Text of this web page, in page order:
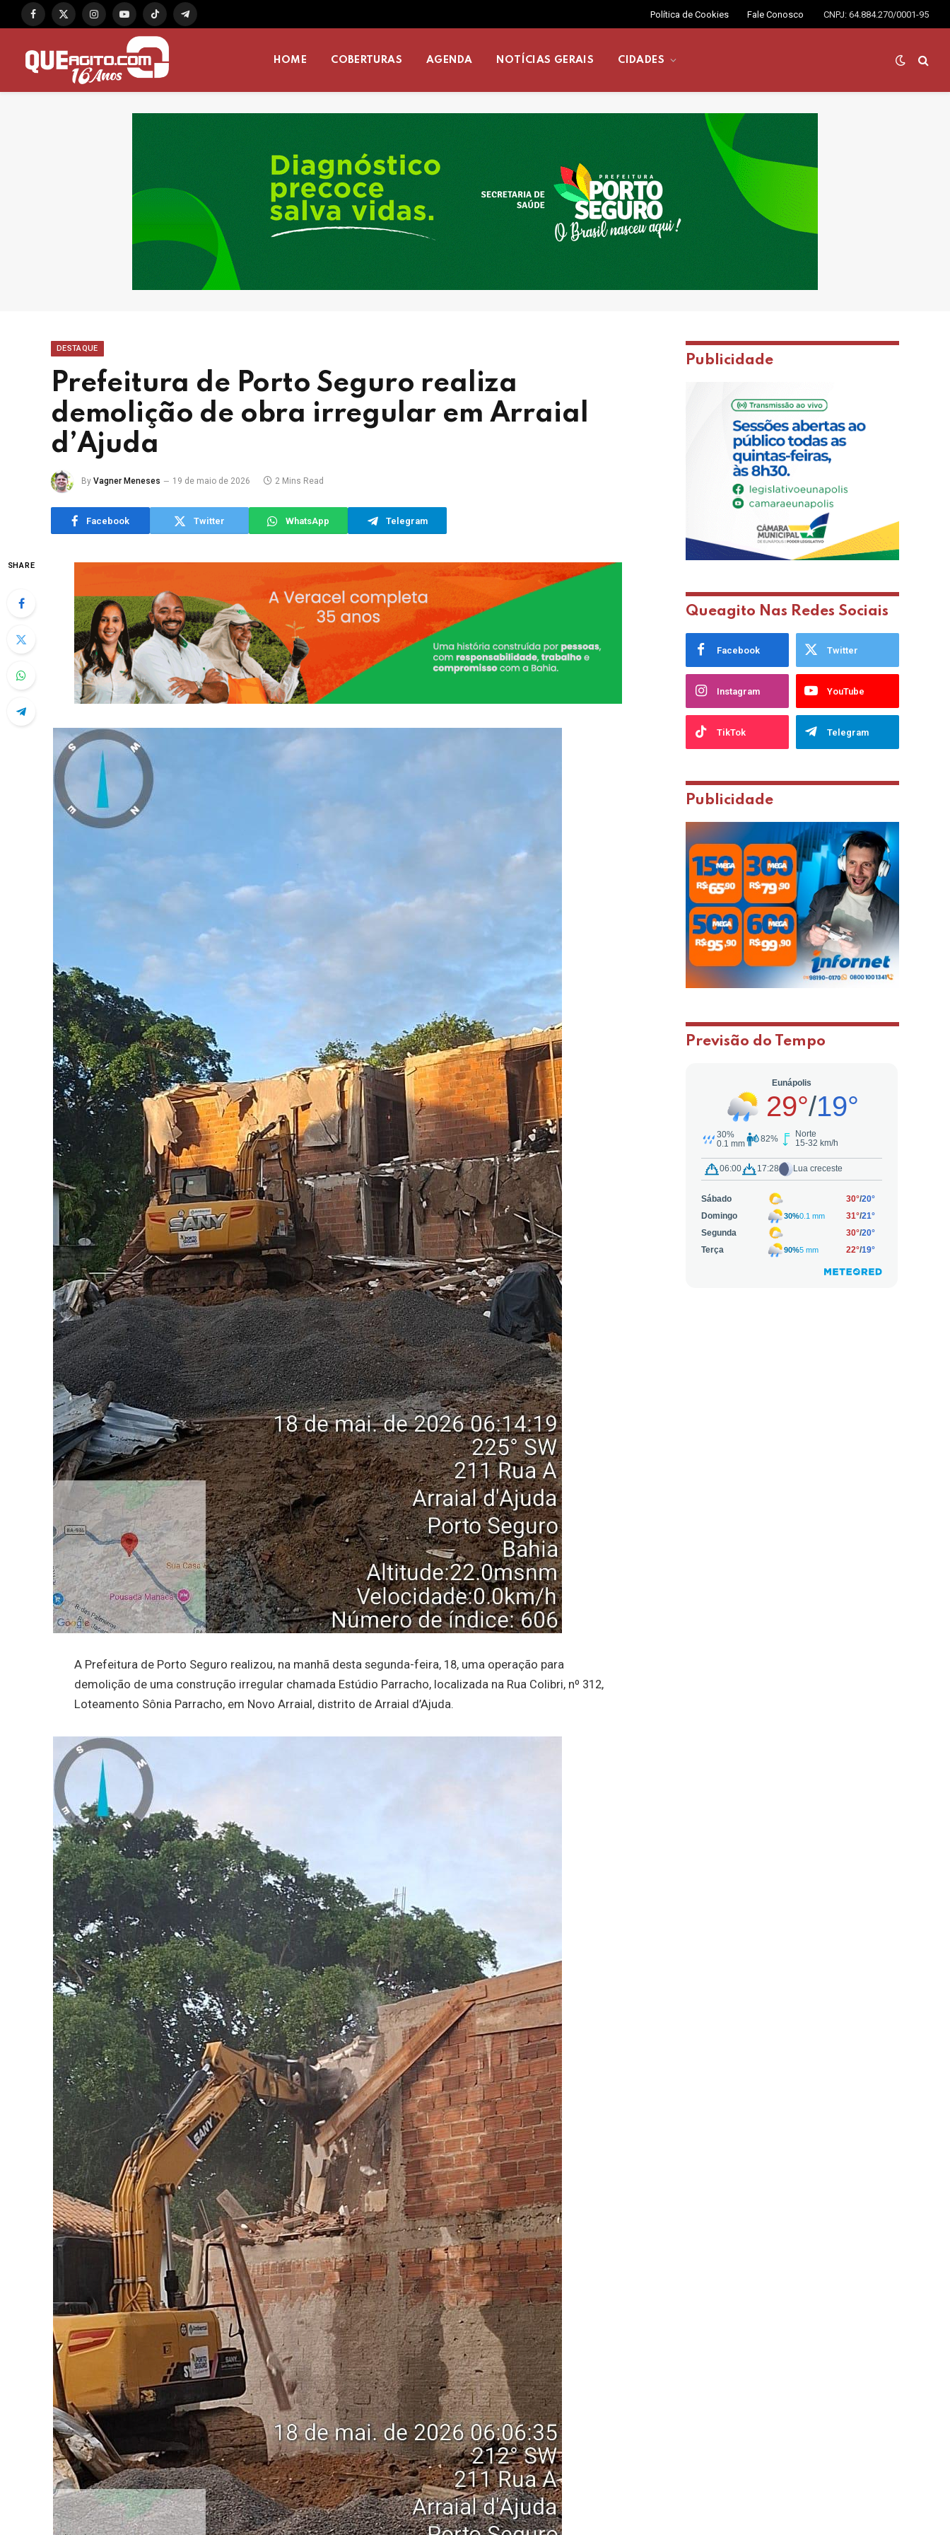
Facebook
X
InstagramYouTubeTikTok Telegram
Política de Cookies Fale Conosco CNPJ: 64.884.270/0001-95
HOME COBERTURAS AGENDA NOTÍCIAS GERAIS CIDADES
DESTAQUE
Prefeitura de Porto Seguro realiza
demolição de obra irregular em Arraial
d’Ajuda
By Vagner Meneses 19 de maio de 2026 2 Mins Read
Facebook Twitter WhatsApp Telegram
SHARE
A Prefeitura de Porto Seguro realizou, na manhã desta segunda-feira, 18, uma operação para
demolição de uma construção irregular chamada Estúdio Parracho, localizada na Rua Colibri, nº 312,
Loteamento Sônia Parracho, em Novo Arraial, distrito de Arraial d’Ajuda.
Publicidade
Queagito Nas Redes Sociais
Facebook Twitter
Instagram YouTube
TikTok Telegram
Publicidade
Previsão do Tempo